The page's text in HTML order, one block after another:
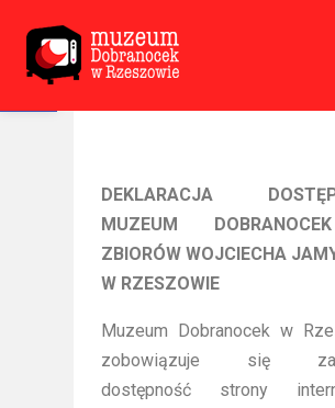
Open toolbar
DEKLARACJA
MUZEUM
ZBIORÓW WOJCIECHA
W RZESZOWIE
Muzeum Dobranocek w
zobowiązuje się
dostępność strony